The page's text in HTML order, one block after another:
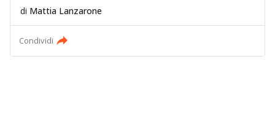
di Mattia Lanzarone
Condividi